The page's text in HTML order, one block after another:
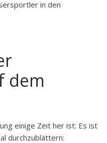
in den
dem
einige Zeit her ist: Es ist
durchzublättern: